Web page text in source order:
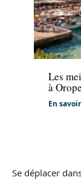
Voyage
Les
à
En
Se déplacer